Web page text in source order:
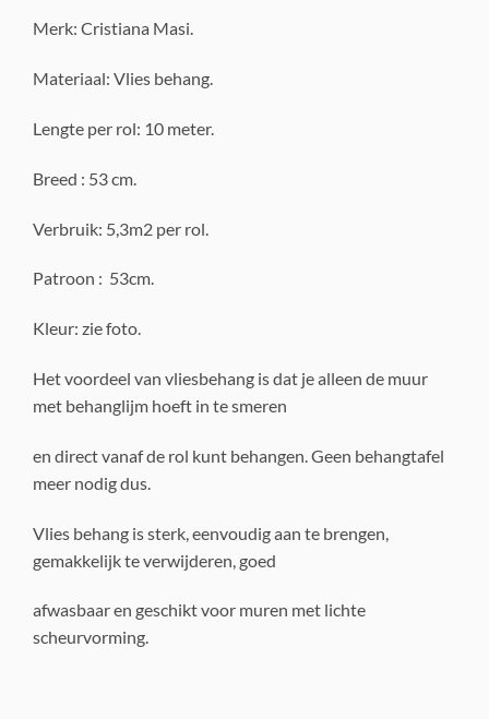
Merk: Cristiana Masi.
Materiaal: Vlies behang.
Lengte per rol: 10 meter.
Breed : 53 cm.
Verbruik: 5,3m2 per rol.
Patroon : 53cm.
Kleur: zie foto.
Het voordeel van vliesbehang is dat je alleen de muur
met behanglijm hoeft in te smeren
en direct vanaf de rol kunt behangen. Geen behangtafel
meer nodig dus.
Vlies behang is sterk, eenvoudig aan te brengen,
gemakkelijk te verwijderen, goed
afwasbaar en geschikt voor muren met lichte
scheurvorming.